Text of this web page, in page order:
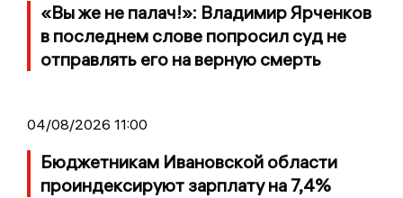
«Вы же не палач!»: Владимир Ярченков
в последнем слове попросил суд не
отправлять его на верную смерть
04/08/2026 11:00
Бюджетникам Ивановской области
проиндексируют зарплату на 7,4%